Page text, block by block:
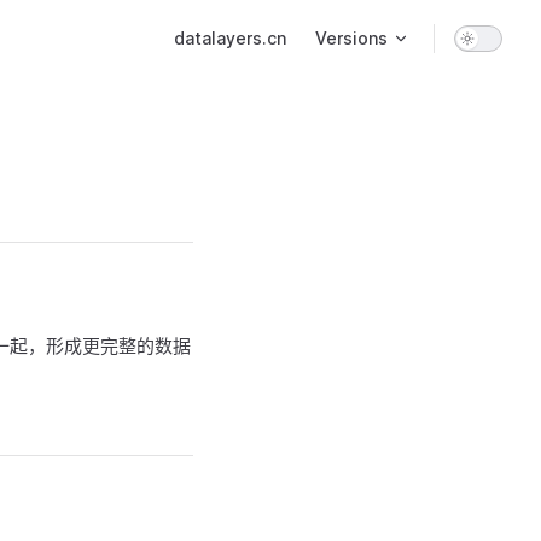
datalayers.cn Versions
起，形成更完整的数据